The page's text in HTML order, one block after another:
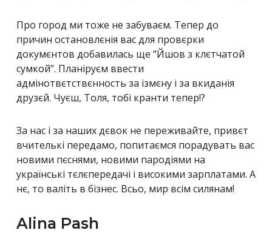
Про город ми тоже не забуваєм. Тепер до
причин остановлєнія вас для провєрки
докумєнтов добавилась ще “Йшов з клєтчатой
сумкой”. Планіруєм ввести
адмінотвєтствєнность за ізмєну і за вкиданія
друзєй. Чуєш, Толя, тобі кранти тепер!?
За нас і за наших дєвок не переживайте, привєт
вчителькі передамо, попитаємся порадувать вас
новими пєснями, новими пародіями на
українські тєлєпередачі і високими зарплатами. А
нє, то валіть в бізнес. Всьо, мир всім силянам!
Alina Pash